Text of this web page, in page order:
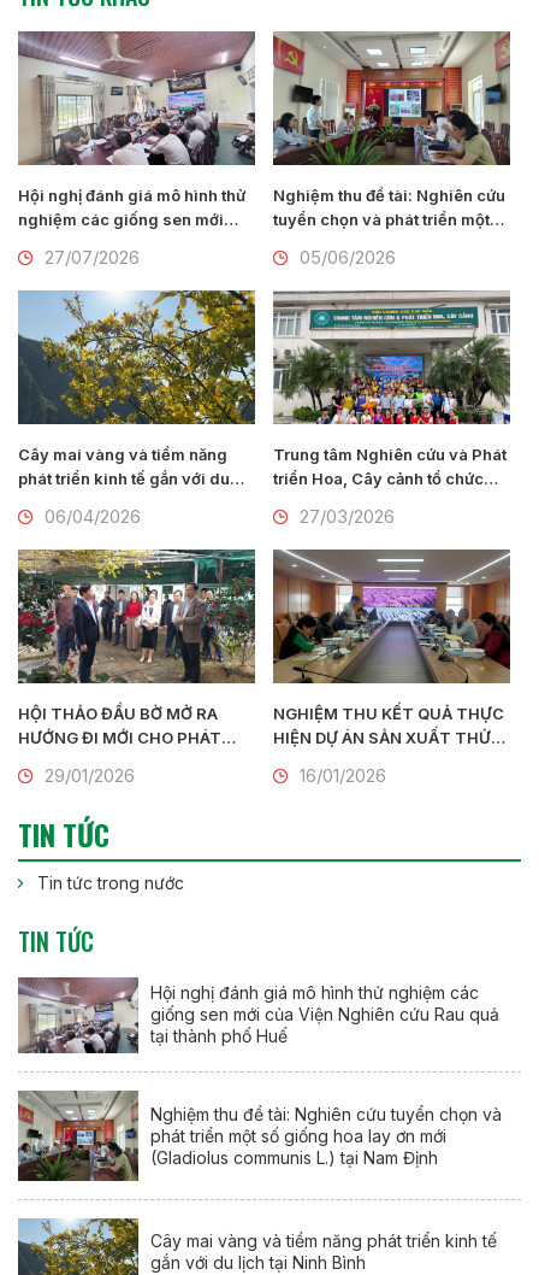
Hội nghị đánh giá mô hình thử
nghiệm các giống sen mới
tại thành phố Huế
27/07/2026
Nghiệm thu đề tài: Nghiên cứu
tuyển chọn và phát triển một
(Gladiolus communis L.) tại
Nam Định
05/06/2026
Cây mai vàng và tiềm năng
phát triển kinh tế gắn với du
06/04/2026
Trung tâm Nghiên cứu và Phát
triển Hoa, Cây cảnh tổ chức
Ngày thành lập Đoàn TNCS Hồ
Chí Minh (26/3/1931 –
26/3/2026)
27/03/2026
HỘI THẢO ĐẦU BỜ MỞ RA
HƯỚNG ĐI MỚI CHO PHÁT
VỚI DU LỊCH NÔNG THÔN
29/01/2026
NGHIỆM THU KẾT QUẢ THỰC
HIỆN DỰ ÁN SẢN XUẤT THỬ
CÔNG NGHỆ NUÔI CẤY MÔ
16/01/2026
TIN TỨC
Tin tức trong nước
TIN TỨC
Hội nghị đánh giá mô hình thử nghiệm các
giống sen mới của Viện Nghiên cứu Rau quả
tại thành phố Huế
Nghiệm thu đề tài: Nghiên cứu tuyển chọn và
phát triển một số giống hoa lay ơn mới
(Gladiolus communis L.) tại Nam Định
Cây mai vàng và tiềm năng phát triển kinh tế
gắn với du lịch tại Ninh Bình